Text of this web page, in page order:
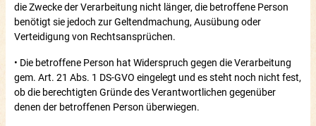
die Zwecke der Verarbeitung nicht länger, die betroffene Person
benötigt sie jedoch zur Geltendmachung, Ausübung oder
Verteidigung von Rechtsansprüchen.
• Die betroffene Person hat Widerspruch gegen die Verarbeitung
gem. Art. 21 Abs. 1 DS-GVO eingelegt und es steht noch nicht fest,
ob die berechtigten Gründe des Verantwortlichen gegenüber
denen der betroffenen Person überwiegen.